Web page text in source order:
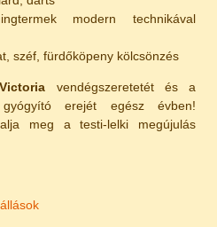
modern technikával
széf, fürdőköpeny kölcsönzés
vendégszeretetét és a
erejét egész évben!
meg a testi-lelki megújulás